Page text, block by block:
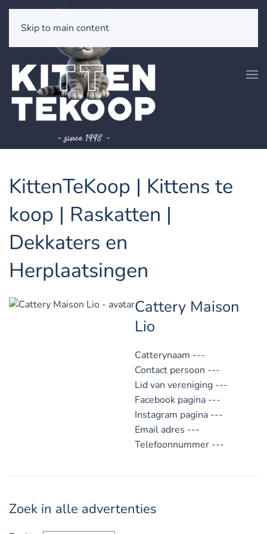
Skip to main content
KittenTeKoop | Kittens te
koop | Raskatten |
Dekkaters en
Herplaatsingen
Cattery Maison
Lio
Catterynaam ---
Contact persoon ---
Lid van vereniging ---
Facebook pagina ---
Instagram pagina ---
Email adres ---
Telefoonnummer ---
Zoek in alle advertenties